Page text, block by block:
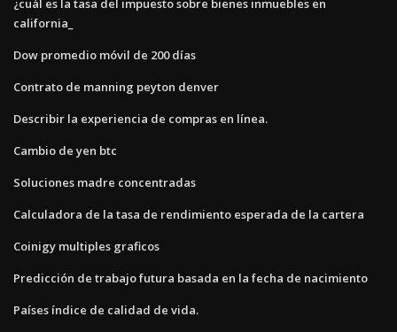
¿cuál es la tasa del impuesto sobre bienes inmuebles en
california_
Dow promedio móvil de 200 días
Contrato de manning peyton denver
Describir la experiencia de compras en línea.
Cambio de yen btc
Soluciones madre concentradas
Calculadora de la tasa de rendimiento esperada de la cartera
Coinigy multiples graficos
Predicción de trabajo futura basada en la fecha de nacimiento
Países índice de calidad de vida.